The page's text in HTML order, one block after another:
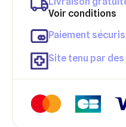
Voir conditions
Paiement
Site tenu par